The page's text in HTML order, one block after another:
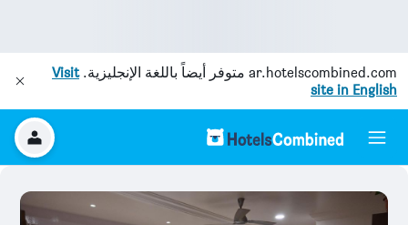
ar.hotelscombined.com متوفر أيضاً باللغة الإنجليزية.Visit
site in English